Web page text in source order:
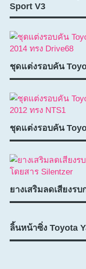
Sport V3
ชุดแต่งรอบคัน
ชุดแต่งรอบคัน
ยางเสริมลดเสียงร
ลิ้นหน้าซิ่ง Toyota